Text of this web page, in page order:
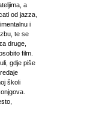
a
od jazza,
i
te se
druge,
film.
gdje piše
školi